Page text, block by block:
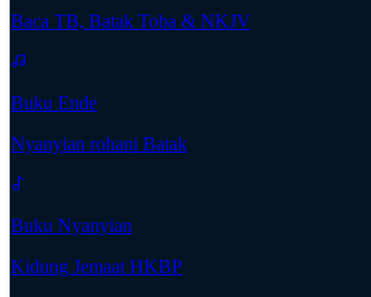
Baca TB, Batak Toba & NKJV
Buku Ende
Nyanyian rohani Batak
Buku Nyanyian
Kidung Jemaat HKBP